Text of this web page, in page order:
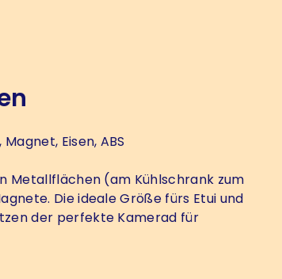
Eisen, ABS
Metallflächen (am Kühlschrank zum
Die ideale Größe fürs Etui und
der perfekte Kamerad für